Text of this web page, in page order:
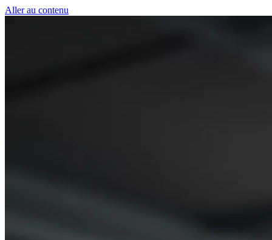
Aller au contenu
Panneau de gestion des cookies